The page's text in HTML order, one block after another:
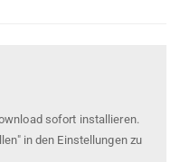
sofort installieren.
in den Einstellungen zu